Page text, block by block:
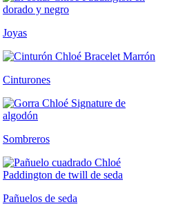
Joyas
Cinturones
Sombreros
Pañuelos de seda